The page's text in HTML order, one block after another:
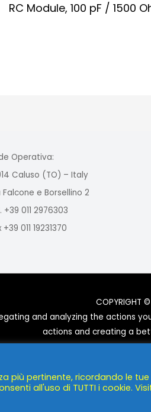
RC Module, 100 pF / 1500
Operativa:
Caluso (TO) – Italy
Falcone e Borsellino 2
+39 011 2976303
+39 011 19231370
COPYRIGHT
and analyzing the actions
actions and creating a
più pertinente, ricordando le tue
all'uso di TUTTI i cookie.